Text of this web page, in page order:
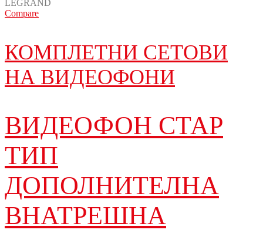
Compare
КОМПЛЕТНИ СЕТОВИ
НА ВИДЕОФОНИ
ВИДЕОФОН СТАР
ТИП
ДОПОЛНИТЕЛНА
ВНАТРЕШНА